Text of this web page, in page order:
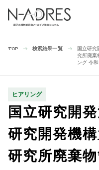
TOP 検索結果一覧
国立研
究所廃棄
ング 令
ヒアリング
国立研究開
研究開発機
研究所廃棄